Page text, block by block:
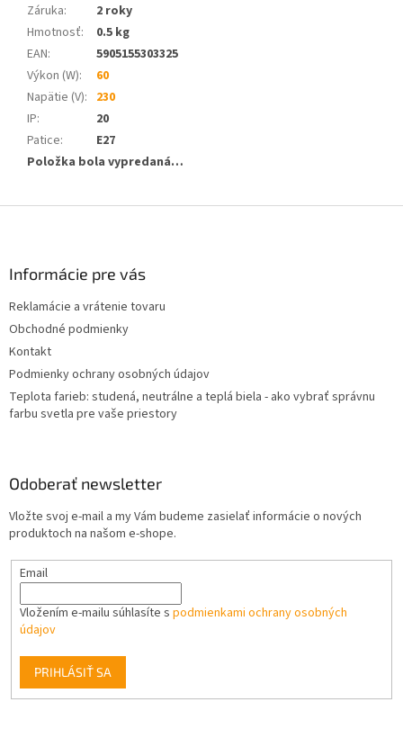
Záruka:
2 roky
Hmotnosť:
0.5 kg
EAN:
5905155303325
Výkon (W):
60
Napätie (V): 230
IP:
20
Patice:
E27
Položka bola vypredaná…
Informácie pre vás
Reklamácie a vrátenie tovaru
Obchodné podmienky
Kontakt
Podmienky ochrany osobných údajov
Teplota farieb: studená, neutrálne a teplá biela - ako vybrať správnu
farbu svetla pre vaše priestory
Odoberať newsletter
Vložte svoj e-mail a my Vám budeme zasielať informácie o nových
produktoch na našom e-shope.
Email
Vložením e-mailu súhlasíte s podmienkami ochrany osobných
údajov
PRIHLÁSIŤ SA